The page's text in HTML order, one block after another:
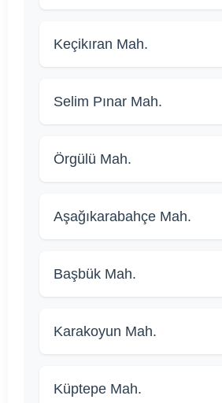
Keçikıran Mah.
Selim Pınar Mah.
Örgülü Mah.
Aşağıkarabahçe Mah.
Başbük Mah.
Karakoyun Mah.
Küptepe Mah.